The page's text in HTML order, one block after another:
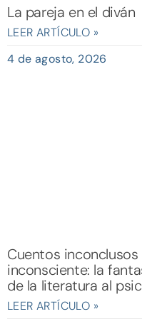
La pareja en el diván
LEER ARTÍCULO »
4 de agosto, 2026
Cuentos
inconsciente: la
de la literatura al
LEER ARTÍCULO »